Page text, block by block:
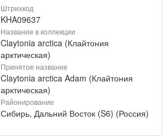
Штрихкод
KHA09637
Название в коллекции
Claytonia arctica (Клайтония
арктическая)
Принятое название
Claytonia arctica Adam (Клайтония
арктическая)
Районирование
Сибирь, Дальний Восток (S6) (Россия)